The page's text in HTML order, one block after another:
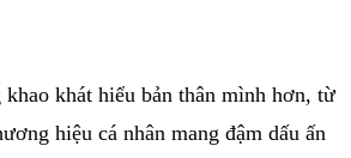
khao khát hiểu bản thân mình hơn, từ
hiệu cá nhân mang đậm dấu ấn